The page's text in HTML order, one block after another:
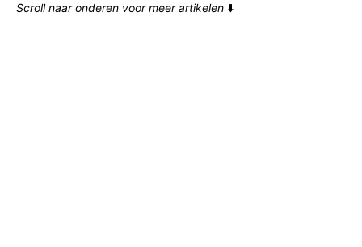
Scroll naar onderen voor meer artikelen ⬇️